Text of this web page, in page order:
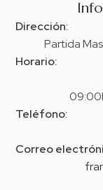
Dirección:
Partida
Horario:
Teléfono:
Correo